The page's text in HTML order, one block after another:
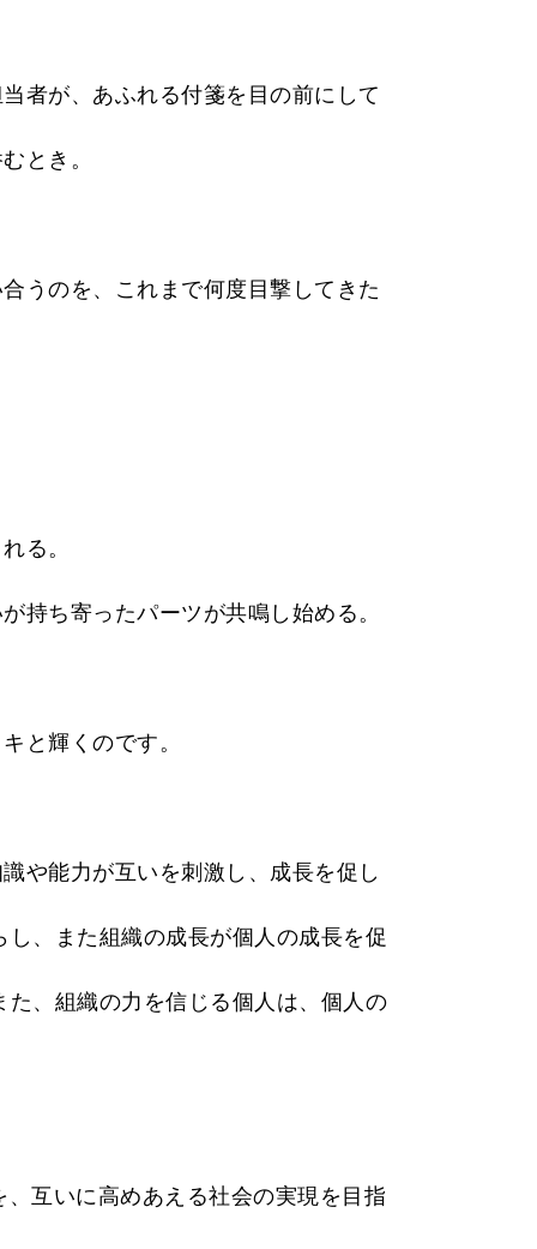
者が、あふれる付箋を目の前にして
とき。
うのを、これまで何度目撃してきた
る。
持ち寄ったパーツが共鳴し始める。
と輝くのです。
や能力が互いを刺激し、成長を促し
、また組織の成長が個人の成長を促
、組織の力を信じる個人は、個人の
互いに高めあえる社会の実現を目指